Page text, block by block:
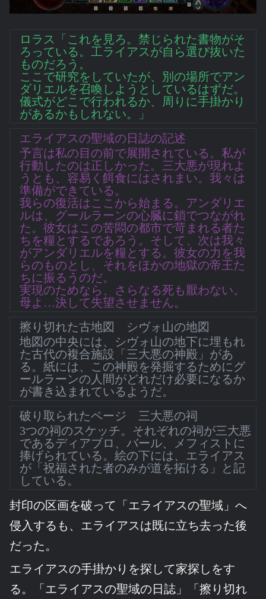
ロラス「これを見ろ。禁じられた書物がそ
ろっている。工ライアスが自ら選び抜いた
ものだろう。
ここで研究をしていたが、別の場所でアン
ダリエルを召喚しようとしているはずだ。
儀式がどこで行われるか、周りに手掛かり
があるかもしれない。」
エライアスの聖域の日誌の記述
予言は私の目の前で展開されている。私が
行動したのは正しかった。三大悪が現れよ
うとも、容易く餌食にはされまい。我々は
準備ができている。
我らの復活はここから始まる。アンダリエ
ルは、グールラーンの心臓に鎖でつながれ
た。彼女はこの苦悶の都市で苛まれる者た
ちを糧とするであろう。そして、次は我々
がアンダリエルを糧とする。彼女の力を我
らのものとし、それをほかの地獄の帝王た
ちに振るうのだ。
実現のためなら、さらなる死も厭わない。
母よ…決して失望させません。
擦り切れた古地図 シヴォ山の地図
地図の中央には、シヴォ山の地下に埋もれ
た古代の複合施設「三大悪の神殿」があ
る。紙には、この神殿を発掘するためにグ
ールラーンの人間がどれだけ必要になるか
が書き込まれているようだ。
破り取られたページ 三大悪の祠
3つの祠のスケッチ。それぞれの祠が三大悪
であるディアブロ、バール、メフィストに
捧げられている。絵の下には、エライアス
が「祝福された者のみが道を拓ける」と記
している。
封印の区画を破って「エライアスの聖域」へ
侵入するも、エライアスは既に立ち去った後
だった。
エライアスの手掛かりを探して家探しをす
る。「エライアスの聖域の日誌」「擦り切れ